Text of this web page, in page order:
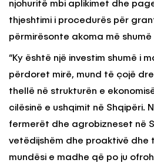
njohuritë mbi aplikimet dhe
thjeshtimi i procedurës për
përmirësonte akoma më
“Ky është një investim shumë i
përdoret mirë, mund të çojë
thellë në strukturën e
cilësinë e ushqimit në Shqipëri.
fermerët dhe agrobizneset në
vetëdijshëm dhe proaktivë dhe
mundësi e madhe që po ju